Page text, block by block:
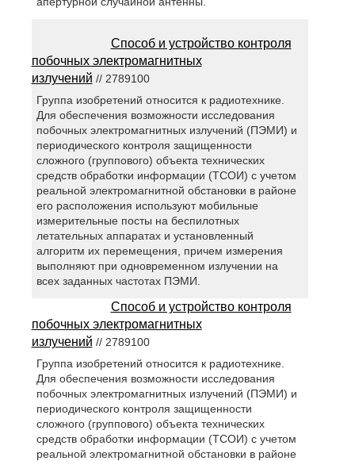
Способ и устройство контроля
побочных электромагнитных
излучений // 2789100
Группа изобретений относится к радиотехнике.
Для обеспечения возможности исследования
побочных электромагнитных излучений (ПЭМИ) и
периодического контроля защищенности
сложного (группового) объекта технических
средств обработки информации (ТСОИ) с учетом
реальной электромагнитной обстановки в районе
его расположения используют мобильные
измерительные посты на беспилотных
летательных аппаратах и установленный
алгоритм их перемещения, причем измерения
выполняют при одновременном излучении на
всех заданных частотах ПЭМИ.
Способ и устройство контроля
побочных электромагнитных
излучений // 2789100
Группа изобретений относится к радиотехнике.
Для обеспечения возможности исследования
побочных электромагнитных излучений (ПЭМИ) и
периодического контроля защищенности
сложного (группового) объекта технических
средств обработки информации (ТСОИ) с учетом
реальной электромагнитной обстановки в районе